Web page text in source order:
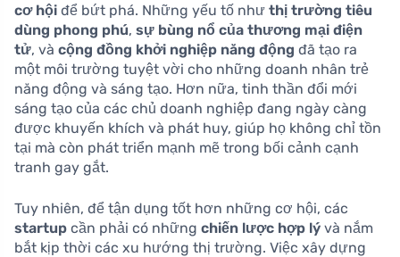
cơ hội để bứt phá. Những yếu tố như thị trường tiêu
dùng phong phú, sự bùng nổ của thương mại điện
tử, và cộng đồng khởi nghiệp năng động đã tạo ra
một môi trường tuyệt vời cho những doanh nhân trẻ
năng động và sáng tạo. Hơn nữa, tinh thần đổi mới
sáng tạo của các chủ doanh nghiệp đang ngày càng
được khuyến khích và phát huy, giúp họ không chỉ tồn
tại mà còn phát triển mạnh mẽ trong bối cảnh cạnh
tranh gay gắt.
Tuy nhiên, để tận dụng tốt hơn những cơ hội, các
startup cần phải có những chiến lược hợp lý và nắm
bắt kịp thời các xu hướng thị trường. Việc xây dựng